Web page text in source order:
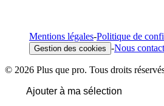
Mentions légales-Politique de
Gestion des cookies -Nous
© 2026 Plus que pro. Tous droits
Ajouter à ma sélection